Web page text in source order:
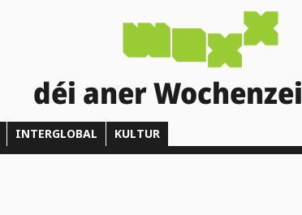
déi aner
INTERGLOBAL KULTUR